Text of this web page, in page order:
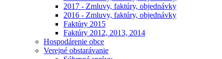
2017 - Zmluvy, faktúry, objednávky
2016 - Zmluvy, faktúry, objednávky
Faktúry 2015
Faktúry 2012, 2013, 2014
Hospodárenie obce
Verejné obstarávanie